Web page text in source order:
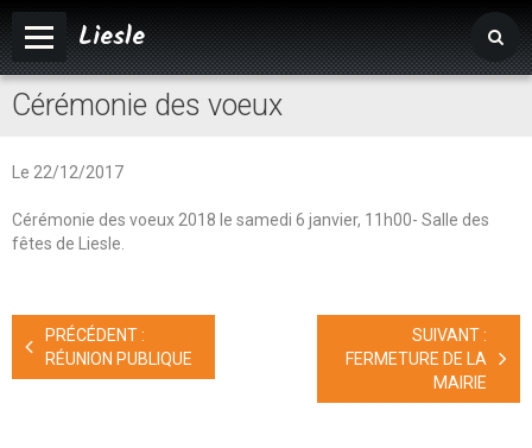
Liesle
Accueil
Vie associative
Agenda
Album photos
Cérémonie des voeux
Le 22/12/2017
Cérémonie des voeux 2018 le samedi 6 janvier, 11h00- Salle des
fêtes de Liesle.
PRÉCÉDENT :
RÉUNION PUBLIQUE
SUIVANT :
FERMETURE DE LA
MAIRIE